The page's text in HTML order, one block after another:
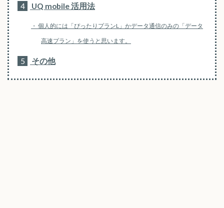
4 UQ mobile 活用法
個人的には「ぴったりプランL」かデータ通信のみの「データ
高速プラン」を使うと思います。
5 その他